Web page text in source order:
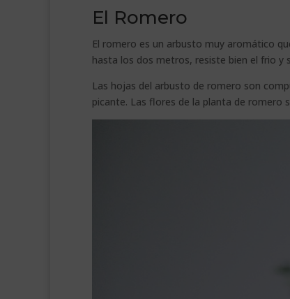
El Romero
El romero es un arbusto muy aromático
hasta los dos metros, resiste bien el frio y
Las hojas del arbusto de romero son
picante. Las flores de la planta de romero